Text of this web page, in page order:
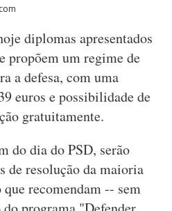
diplomas apresentados
propõem um regime de
a defesa, com uma
euros e possibilidade de
gratuitamente.
do dia do PSD, serão
de resolução da maioria
recomendam -- sem